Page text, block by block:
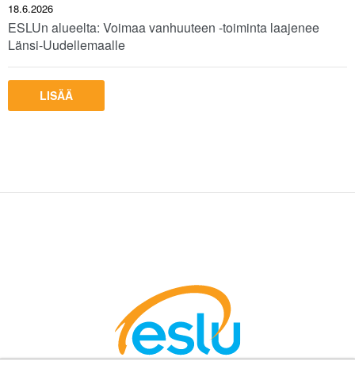
18.6.2026
ESLUn alueelta: Voimaa vanhuuteen -toiminta laajenee
Länsi-Uudellemaalle
LISÄÄ